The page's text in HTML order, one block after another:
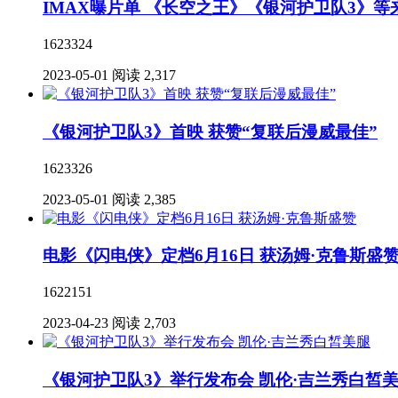
IMAX曝片单 《长空之王》《银河护卫队3》等
1623324
2023-05-01 阅读 2,317
《银河护卫队3》首映 获赞“复联后漫威最佳”
1623326
2023-05-01 阅读 2,385
电影《闪电侠》定档6月16日 获汤姆·克鲁斯盛
1622151
2023-04-23 阅读 2,703
《银河护卫队3》举行发布会 凯伦·吉兰秀白皙